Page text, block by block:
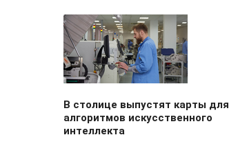
В столице выпустят карты для
алгоритмов искусственного
интеллекта